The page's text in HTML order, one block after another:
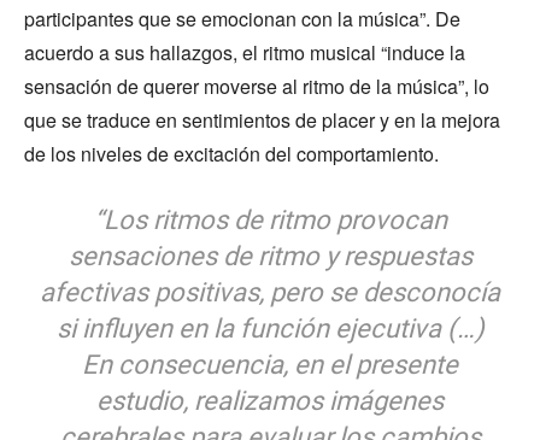
participantes que se emocionan con la música”. De
acuerdo a sus hallazgos, el ritmo musical “induce la
sensación de querer moverse al ritmo de la música”, lo
que se traduce en sentimientos de placer y en la mejora
de los niveles de excitación del comportamiento.
“Los ritmos de ritmo provocan
sensaciones de ritmo y respuestas
afectivas positivas, pero se desconocía
si influyen en la función ejecutiva (…)
En consecuencia, en el presente
estudio, realizamos imágenes